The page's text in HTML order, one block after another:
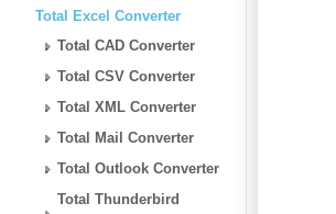
Total Excel Converter
Total CAD Converter
Total CSV Converter
Total XML Converter
Total Mail Converter
Total Outlook Converter
Total Thunderbird